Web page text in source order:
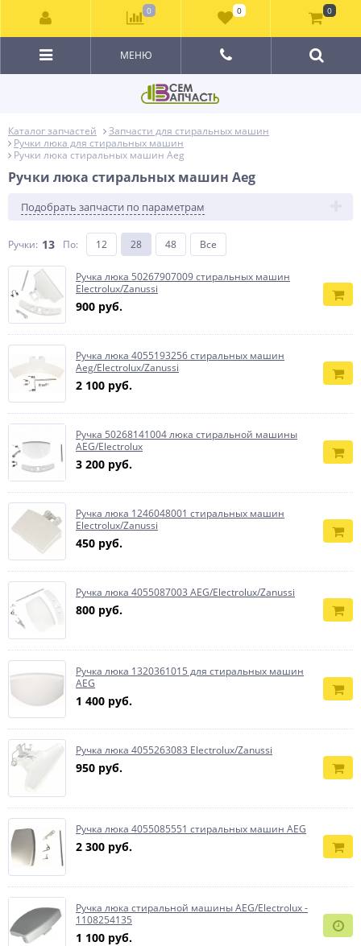
МЕНЮ
Каталог запчастей
Запчасти для стиральных машин
Ручки люка для стиральных машин
Ручки люка стиральных машин Aeg
Ручки люка стиральных машин Aeg
Подобрать запчасти по параметрам
Ручки: 13 По: 12 28 48 Все
Ручка люка 50267907009 стиральных машин
Electrolux/Zanussi
900 руб.
Ручка люка 4055193256 стиральных машин
Aeg/Electrolux/Zanussi
2 100 руб.
Ручка 50268141004 люка стиральной машины
AEG/Electrolux
3 200 руб.
Ручка люка 1246048001 стиральных машин
Electrolux/Zanussi
450 руб.
Ручка люка 4055087003 AEG/Electrolux/Zanussi
800 руб.
Ручка люка 1320361015 для стиральных машин
AEG
1 400 руб.
Ручка люка 4055263083 Electrolux/Zanussi
950 руб.
Ручка люка 4055085551 стиральных машин AEG
2 300 руб.
Ручка люка стиральной машины AEG/Electrolux -
1108254135
1 100 руб.
0 0 0